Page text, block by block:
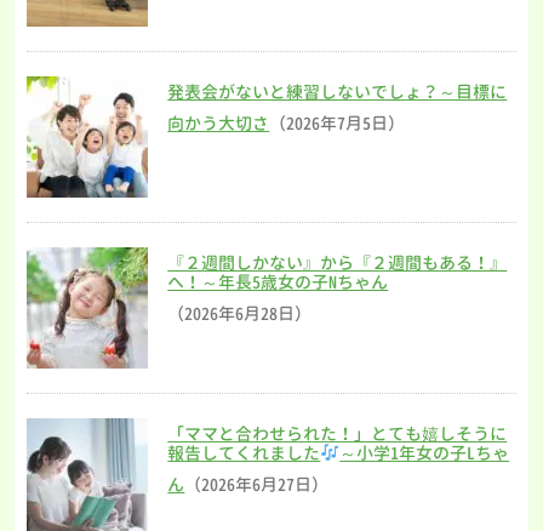
発表会がないと練習しないでしょ？～目標に
向かう大切さ （2026年7月5日）
『２週間しかない』から『２週間もある！』
へ！～年長5歳女の子Nちゃん
（2026年6月28日）
「ママと合わせられた！」とても嬉しそうに
報告してくれました
～小学1年女の子Lちゃ
ん （2026年6月27日）